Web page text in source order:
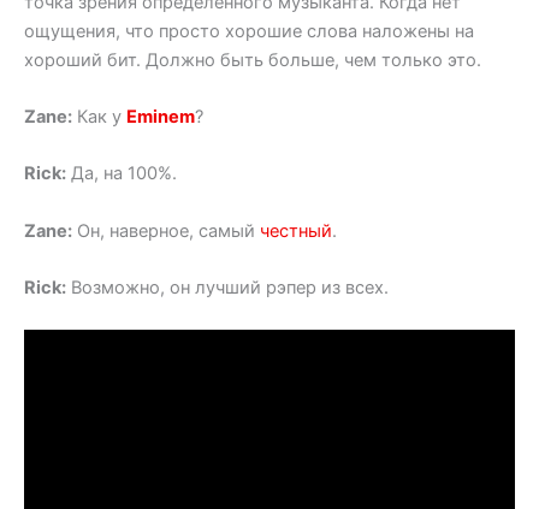
ощущения, что просто хорошие слова наложены на
хороший бит. Должно быть больше, чем только это.
Zane: Как у Eminem?
Rick: Да, на 100%.
Zane: Он, наверное, самый честный.
Rick: Возможно, он лучший рэпер из всех.